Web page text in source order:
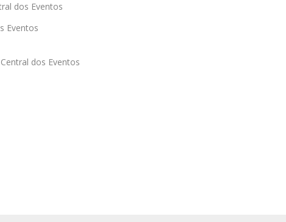
dos Eventos
Eventos
dos Eventos